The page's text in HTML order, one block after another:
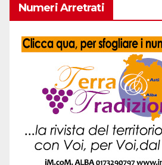
Numeri Arretrati